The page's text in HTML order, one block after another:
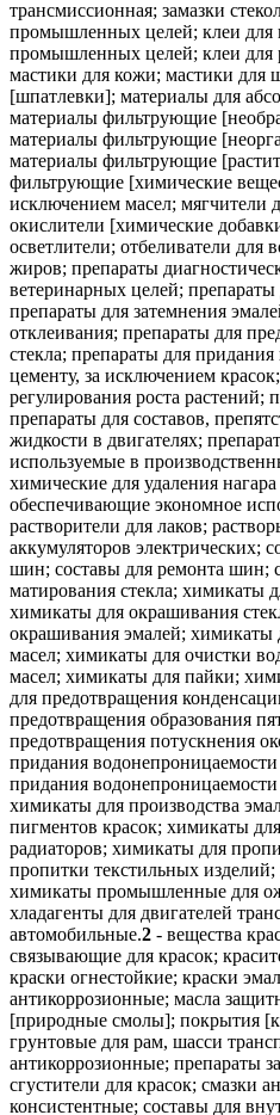
трансмиссионная; замазки
промышленных целей; клеи для
промышленных целей; клеи для
мастики для кожи; мастики для
[шпатлевки]; материалы для
материалы фильтрующие
материалы фильтрующие
материалы фильтрующие
фильтрующие [химические
исключением масел;
окислители [химические
осветлители; отбеливатели для
жиров; препараты
ветеринарных целей; препараты
препараты для затемнения
отклеивания; препараты для
стекла; препараты для
цементу, за исключением
регулирования роста растений;
препараты для составов,
жидкости в двигателях;
используемые в
химические для удаления
обеспечивающие экономное
растворители для лаков;
аккумуляторов электрических;
шин; составы для ремонта шин;
матирования стекла; химикаты
химикаты для окрашивания
окрашивания эмалей; химикаты
масел; химикаты для очистки
масел; химикаты для пайки;
для предотвращения
предотвращения образования
предотвращения потускнения
придания
придания
химикаты для производства
пигментов красок; химикаты
радиаторов; химикаты для
пропитки текстильных
химикаты промышленные для
хладагенты для двигателей
автомобильные.2 - вещества
связывающие для красок;
краски огнестойкие; краски
антикоррозионные; масла
[природные смолы]; покрытия
грунтовые для рам, шасси
антикоррозионные; препараты
сгустители для красок; смазки
консистентные; составы для